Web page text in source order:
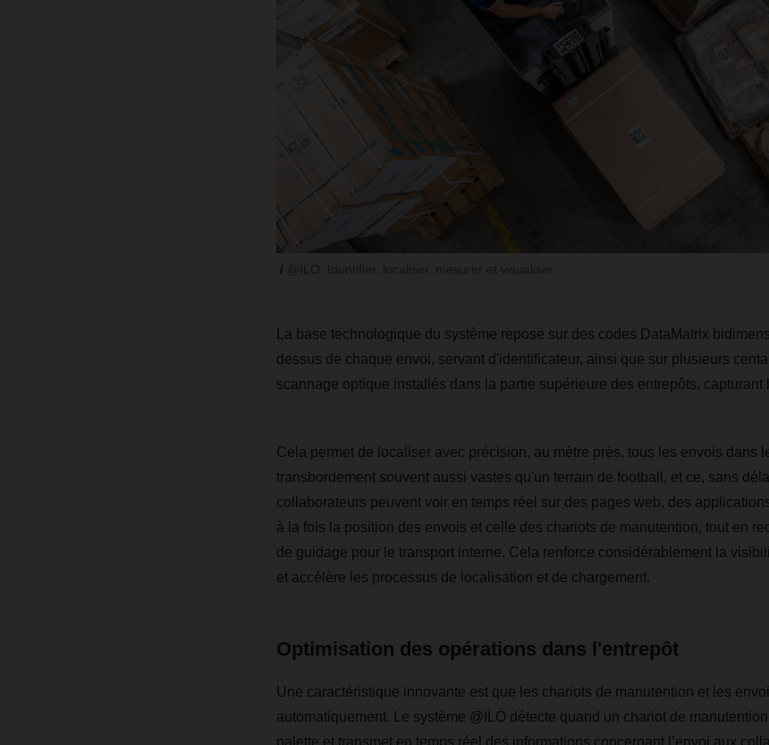
La base technologique du système repose sur des codes DataMatrix
dessus de chaque envoi, servant d'identificateur, ainsi que sur plusieurs
scannage optique installés dans la partie supérieure des entrepôts, capturant
Cela permet de localiser avec précision, au mètre près, tous les envois dans
transbordement souvent aussi vastes qu'un terrain de football, et ce, sans
collaborateurs peuvent voir en temps réel sur des pages web, des
à la fois la position des envois et celle des chariots de manutention, tout en
de guidage pour le transport interne. Cela renforce considérablement la
et accélère les processus de localisation et de chargement.
Optimisation des opérations dans l'entrepôt
Une caractéristique innovante est que les chariots de manutention et les
automatiquement. Le système @ILO détecte quand un chariot de
palette et transmet en temps réel des informations concernant l’envoi aux